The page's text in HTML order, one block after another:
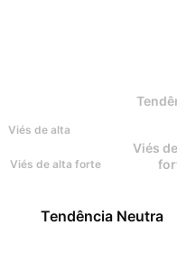
Viés de alta
Viés de alta forte
Tendência Neutra
Viés